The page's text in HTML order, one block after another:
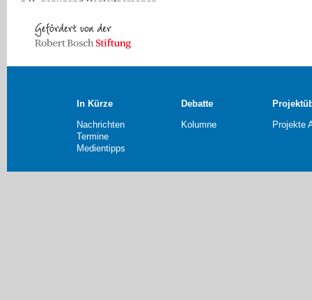
gemeinsame
Familienunternehmungen!
Hartmut Schilling, Minden
In Kürze
Nachrichten
Termine
Medientipps
Debatte
Kolumne
Projekte